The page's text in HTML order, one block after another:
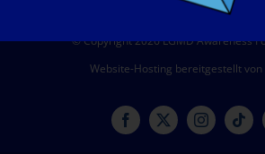
© Copyright 2026 LGMD Awareness
Website-Hosting bereitgestellt von